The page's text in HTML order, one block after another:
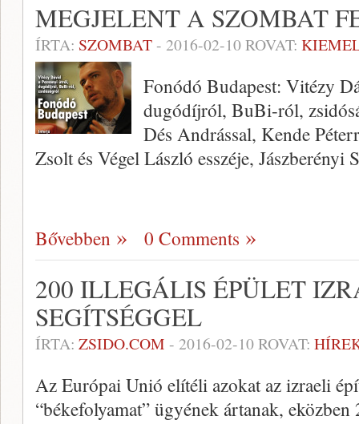
MEGJELENT A SZOMBAT
ÍRTA: SZOMBAT- 2016-02-10ROVAT:
Fonódó Budapest: Vitézy
dugódíjról, BuBi-ról,
Dés Andrással, Kende
Zsolt és Végel László esszéje, Jászberényi
Bővebben 0 Comments
200 ILLEGÁLIS ÉPÜLET
SEGÍTSÉGGEL
ÍRTA: ZSIDO.COM - 2016-02-10ROVAT:
Az Európai Unió elítéli azokat az izraeli
“békefolyamat” ügyének ártanak,